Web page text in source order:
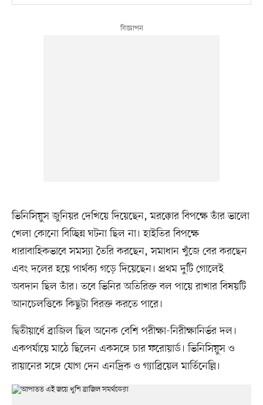
ভিনিসিয়ুস জুনিয়র দেখিয়ে দিয়েছেন, মরক্কোর বিপক্ষে তাঁর ভালো
খেলা কোনো বিচ্ছিন্ন ঘটনা ছিল না। হাইতির বিপক্ষে
ধারাবাহিকভাবে সমস্যা তৈরি করছেন, সমাধান খুঁজে বের করছেন
এবং দলের হয়ে পার্থক্য গড়ে দিয়েছেন। প্রথম দুটি গোলেই
অবদান ছিল তাঁর। তবে ভিনির অতিরিক্ত বল পায়ে রাখার বিষয়টি
আনচেলত্তিকে কিছুটা বিরক্ত করতে পারে।
দ্বিতীয়ার্ধে ব্রাজিল ছিল অনেক বেশি পরীক্ষা-নিরীক্ষানির্ভর দল।
একপর্যায়ে মাঠে ছিলেন একসঙ্গে চার ফরোয়ার্ড। ভিনিসিয়ুস ও
রায়ানের সঙ্গে যোগ দেন এনদ্রিক ও গ্যাব্রিয়েল মার্তিনেল্লি।